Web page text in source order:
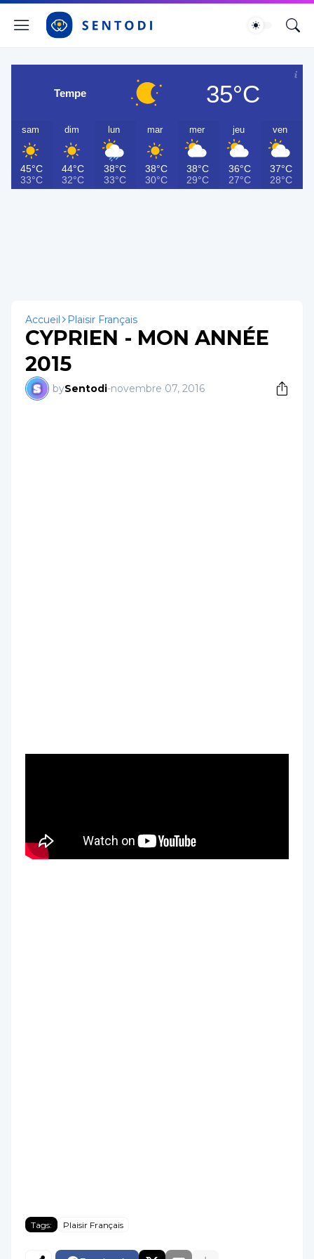
Tempe 35°C
sam
45°C
33°C
dim
44°C
32°C
lun
38°C
33°C
mar
38°C
30°C
mer
38°C
29°C
jeu
36°C
27°C
ven
37°C
28°C
Accueil Plaisir Français
CYPRIEN - MON ANNÉE
2015
bySentodi-novembre 07, 2016
Tags: Plaisir Français